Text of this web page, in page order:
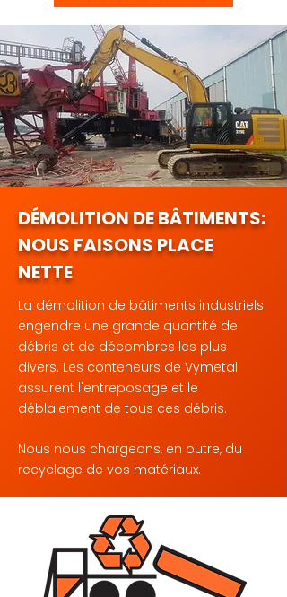
DÉMOLITION DE BÂTIMENTS:
NOUS FAISONS PLACE
NETTE
La démolition de bâtiments industriels
engendre une grande quantité de
débris et de décombres les plus
divers. Les conteneurs de Vymetal
assurent l'entreposage et le
déblaiement de tous ces débris.
Nous nous chargeons, en outre, du
recyclage de vos matériaux.